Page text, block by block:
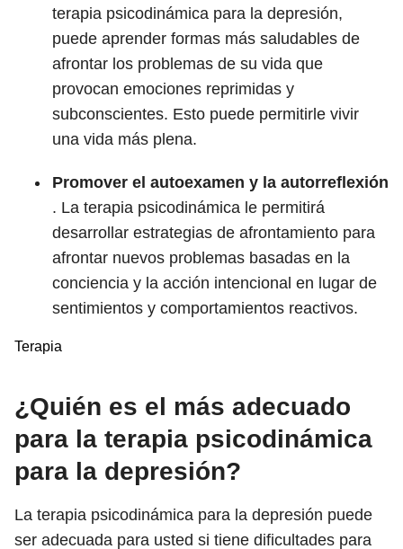
terapia psicodinámica para la depresión,
puede aprender formas más saludables de
afrontar los problemas de su vida que
provocan emociones reprimidas y
subconscientes. Esto puede permitirle vivir
una vida más plena.
Promover el autoexamen y la autorreflexión
. La terapia psicodinámica le permitirá
desarrollar estrategias de afrontamiento para
afrontar nuevos problemas basadas en la
conciencia y la acción intencional en lugar de
sentimientos y comportamientos reactivos.
Terapia
¿Quién es el más adecuado
para la terapia psicodinámica
para la depresión?
La terapia psicodinámica para la depresión puede
ser adecuada para usted si tiene dificultades para